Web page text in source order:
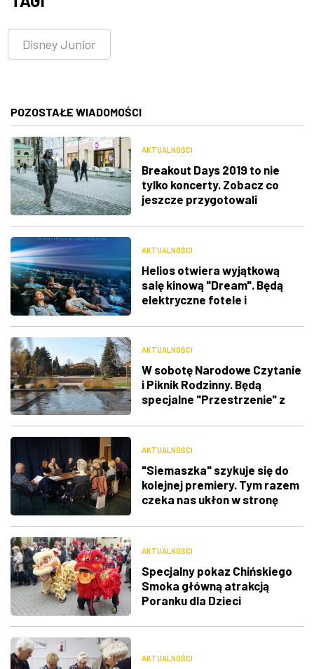
Disney Junior
POZOSTAŁE WIADOMOŚCI
AKTUALNOŚCI
Breakout Days 2019 to nie
tylko koncerty. Zobacz co
jeszcze przygotowali
AKTUALNOŚCI
Helios otwiera wyjątkową
salę kinową "Dream". Będą
elektryczne fotele i
AKTUALNOŚCI
W sobotę Narodowe Czytanie
i Piknik Rodzinny. Będą
specjalne "Przestrzenie" z
AKTUALNOŚCI
"Siemaszka" szykuje się do
kolejnej premiery. Tym razem
czeka nas ukłon w stronę
AKTUALNOŚCI
Specjalny pokaz Chińskiego
Smoka główną atrakcją
Poranku dla Dzieci
AKTUALNOŚCI